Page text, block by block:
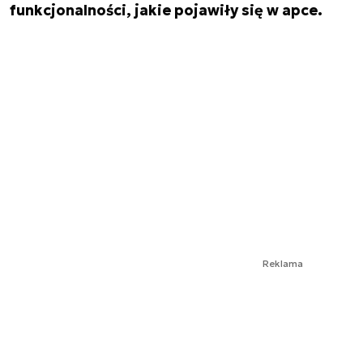
funkcjonalności, jakie pojawiły się w apce.
Reklama